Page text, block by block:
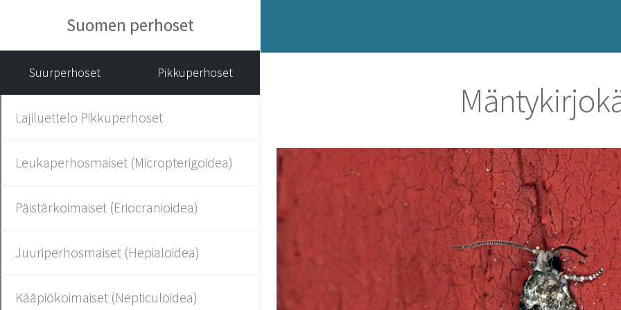
Suomen perhoset
Suurperhoset Pikkuperhoset
Lajiluettelo Pikkuperhoset
Leukaperhosmaiset (Micropterigoidea)
Päistärkoimaiset (Eriocranioidea)
Juuriperhosmaiset (Hepialoidea)
Kääpiökoimaiset (Nepticuloidea)